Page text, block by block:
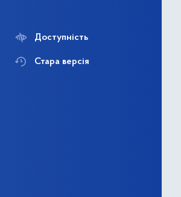
Доступність
Стара версія